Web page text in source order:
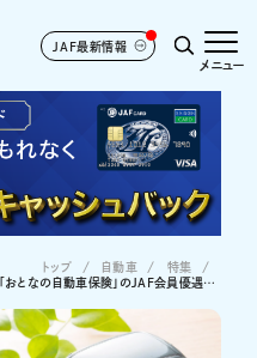
JAF最新情報
メニュー
トップ 自動車
特集
JAF会員なら自動車保険料の節約ができる!? 「おとなの自動車保険」のJAF会員優遇サービスでより手厚いサポートも